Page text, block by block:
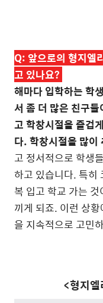
Q:앞으로의 형지엘
고 있나요?
해마다 입학하는 학
서 좀 더 많은 친구
고 학창시절을 즐겁
다. 학창시절을 많이
고 정서적으로 학생
하고 있습니다. 특히
복 입고 학교 가는
끼게 되죠. 이런 상
을 지속적으로 고민
<형지엘